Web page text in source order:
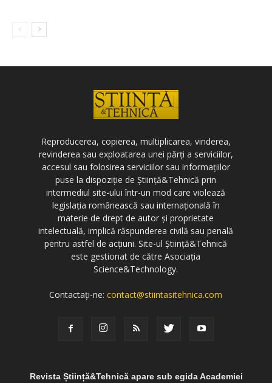
Reproducerea, copierea, multiplicarea, vinderea,
revinderea sau exploatarea unei părți a serviciilor,
accesul sau folosirea serviciilor sau informațiilor
puse la dispoziție de Știință&Tehnică prin
intermediul site-ului într-un mod care violează
legislația românească sau internațională în
materie de drept de autor și proprietate
intelectuală, implică răspunderea civilă sau penală
pentru astfel de acțiuni. Site-ul Știință&Tehnică
este gestionat de către Asociația
Science&Technology.
Contactați-ne:contact@stiintasitehnica.com
Revista Știință&Tehnică apare sub egida Academiei